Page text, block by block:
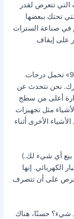
التي تتعرض لقدر
تحتك ببعضها
في صناعة السترات
على إيقاف
الآن، لنتحدث عن الحرارة. يمكن لـ «ألومينا 92» تحمل درجات
نحن نتحدث عن
حرارة أعلى من سطح
مثل تجهيزات
الأخرى أثناء
بيع أي شيء لك.)
التيار الكهربائي. إنها
يحرص على أن تتصرف
شيء؟ حسنًا، هناك